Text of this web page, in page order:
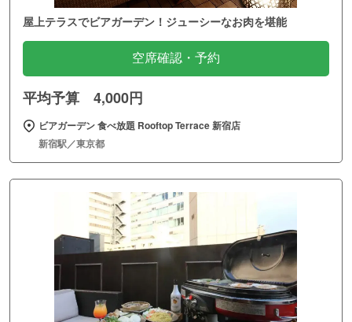
屋上テラスでビアガーデン！ジューシーなお肉を堪能
空席確認・予約
平均予算 4,000円
ビアガーデン 食べ放題 Rooftop Terrace 新宿店
新宿駅／東京都